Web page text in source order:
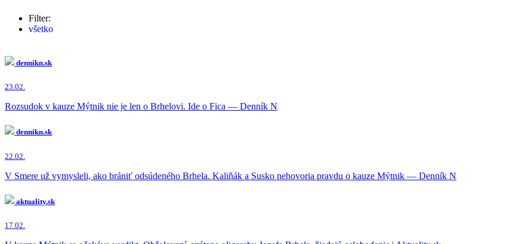
Filter:
všetko
Ľudovít Makó
Robert Kaliňák(2x)
Igor Matovič
dennikn.sk
23.02.
Rozsudok v kauze Mýtnik nie je len o Brhelovi. Ide o Fica — Denník N
dennikn.sk
22.02.
V Smere už vymysleli, ako brániť odsúdeného Brhela. Kaliňák a Susko nehovoria pravdu o kauze Mýtnik — Denník N
aktuality.sk
17.02.